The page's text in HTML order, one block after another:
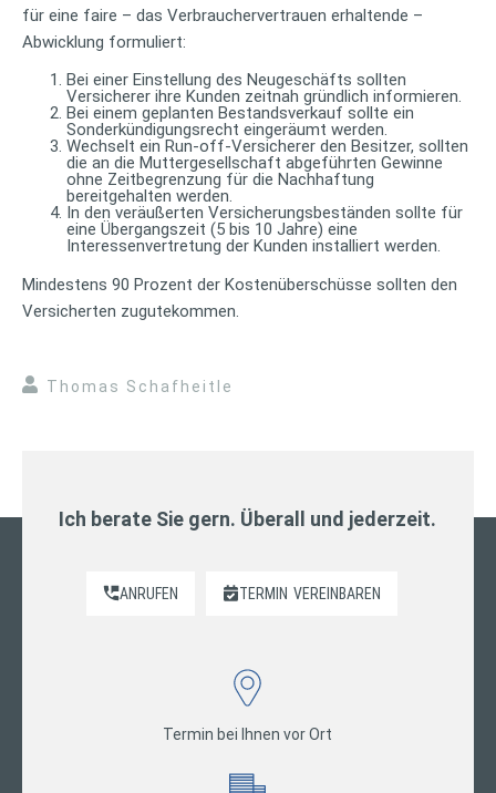
für eine faire – das Verbrauchervertrauen erhaltende –
Abwicklung formuliert:
Bei einer Einstellung des Neugeschäfts sollten
Versicherer ihre Kunden zeitnah gründlich informieren.
Bei einem geplanten Bestandsverkauf sollte ein
Sonderkündigungsrecht eingeräumt werden.
Wechselt ein Run-off-Versicherer den Besitzer, sollten
die an die Muttergesellschaft abgeführten Gewinne
ohne Zeitbegrenzung für die Nachhaftung
bereitgehalten werden.
In den veräußerten Versicherungsbeständen sollte für
eine Übergangszeit (5 bis 10 Jahre) eine
Interessenvertretung der Kunden installiert werden.
Mindestens 90 Prozent der Kostenüberschüsse sollten den
Versicherten zugutekommen.
Thomas Schafheitle
Ich berate Sie gern. Überall und jederzeit.
ANRUFEN TERMIN VEREINBAREN
Termin bei Ihnen vor Ort